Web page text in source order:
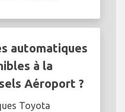
automatiques
à la
Aéroport ?
Toyota